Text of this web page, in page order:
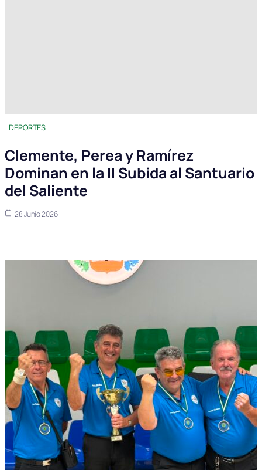
DEPORTES
Clemente, Perea y Ramírez
Dominan en la II Subida al Santuario
del Saliente
28 Junio 2026